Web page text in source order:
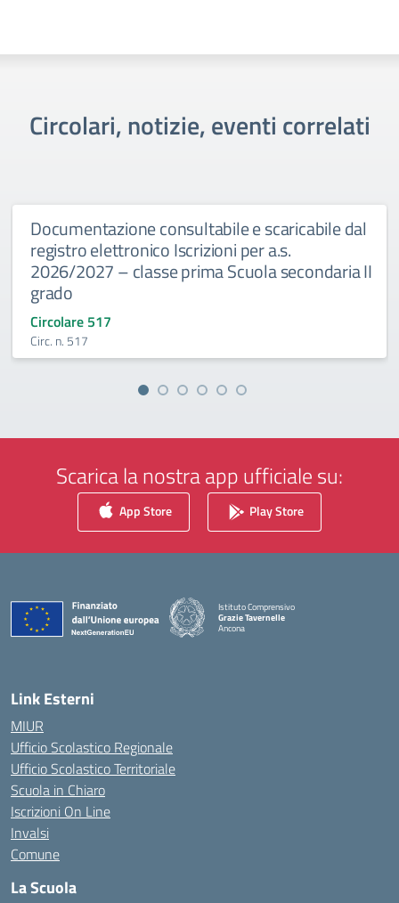
Circolari, notizie, eventi correlati
Documentazione consultabile e scaricabile dal
registro elettronico Iscrizioni per a.s.
2026/2027 – classe prima Scuola secondaria II
grado
Circolare 517
Circ. n. 517
Scarica la nostra app ufficiale su:
App Store Play Store
Istituto Comprensivo
Grazie Tavernelle
Ancona
Link Esterni
MIUR
Ufficio Scolastico Regionale
Ufficio Scolastico Territoriale
Scuola in Chiaro
Iscrizioni On Line
Invalsi
Comune
La Scuola